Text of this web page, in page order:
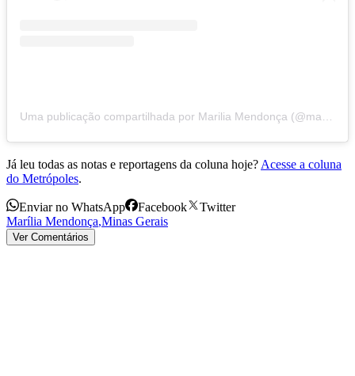
Uma publicação compartilhada por Marilia Mendonça (@mariliamendoncacantora)
Já leu todas as notas e reportagens da coluna hoje? Acesse a coluna
do Metrópoles.
Enviar no WhatsApp Facebook
Twitter
Marília Mendonça,Minas Gerais
Ver Comentários